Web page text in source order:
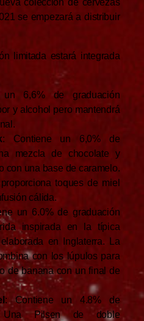
colección de cervezas
se empezará a distribuir
limitada estará integrada
6,6% de graduación
y alcohol pero mantendrá
: Contiene un 6,0% de
mezcla de chocolate y
con una base de caramelo.
toques de miel
cálida.
un 6.0% de graduación
inspirada en la típica
en Inglaterra. La
con los lúpulos para
de banana con un final de
: Contiene un 4.8% de
Una Pilsen de doble